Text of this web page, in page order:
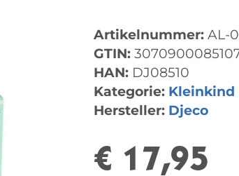
Artikelnummer: AL-
GTIN:
HAN: DJ08510
Kategorie: Kleinkind
Hersteller: Djeco
€ 17,95